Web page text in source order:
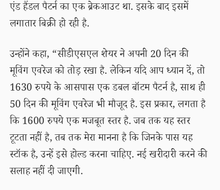
एंड हैंडल पैटर्न का एक ब्रेकआउट था. इसके बाद इसमें
लगातार बिक्री हो रही है.
उन्होंने कहा, “सीडीएसएल शेयर ने अपनी 20 दिन की
मूविंग एवरेज को तोड़ रखा है. लेकिन यदि आप ध्यान दें, तो
1630 रुपये के आसपास एक डबल बॉटम पैटर्न है, साथ ही
50 दिन की मूविंग एवरेज भी मौजूद है. इस प्रकार, लगता है
कि 1600 रुपये एक मजबूत स्तर है. जब तक यह स्तर
टूटता नहीं है, तब तक मेरा मानना है कि जिनके पास यह
स्टॉक है, उन्हें इसे होल्ड करना चाहिए. नई खरीदारी करने की
सलाह नहीं दी जाएगी.